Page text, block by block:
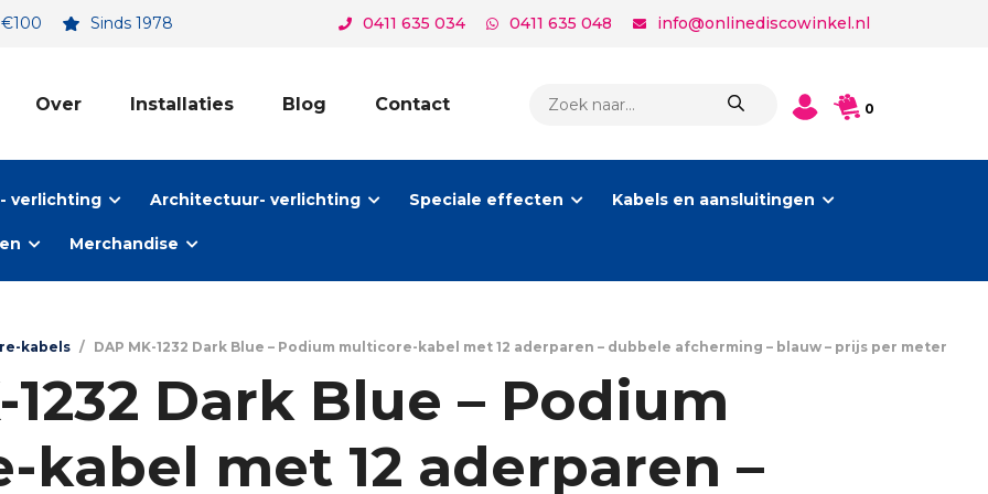
Sinds 1978 0411 635 034 0411 635 048 info@onlinediscowinkel.nl
Over Installaties Blog Contact
ZOEKEN
0
verlichting Architectuur- verlichting Speciale effecten Kabels en aansluitingen
Merchandise
kabels / DAP MK-1232 Dark Blue – Podium multicore-kabel met 12 aderparen – dubbele afcherming – blauw – prijs per meter
1232 Dark Blue – Podium
met 12 aderparen –